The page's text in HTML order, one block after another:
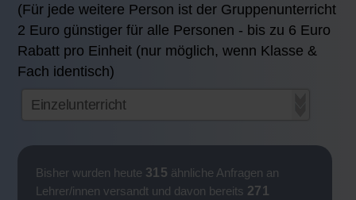
(Für jede weitere Person ist der Gruppenunterricht
2 Euro günstiger für alle Personen - bis zu 6 Euro
Rabatt pro Einheit (nur möglich, wenn Klasse &
Fach identisch)
Bisher wurden heute 315 ähnliche Anfragen an
Lehrer/innen versandt und davon bereits 271